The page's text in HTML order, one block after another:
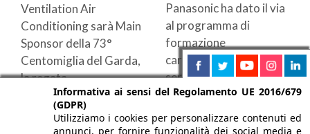
Ventilation Air
Conditioning sarà Main
Sponsor della 73°
Centomiglia del Garda,
la regata ...
Panasonic ha dato il via
al programma di
formazione
caratterizzato da una
serie di seminari nei ...
Informativa ai sensi del Regolamento UE 2016/679
(GDPR)
Utilizziamo i cookies per personalizzare contenuti ed
annunci, per fornire funzionalità dei social media e